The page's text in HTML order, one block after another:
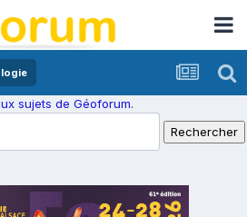
sujets de Géoforum.